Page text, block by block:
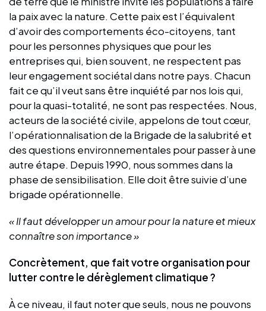
la paix avec la nature. Cette paix est l’équivalent
d’avoir des comportements éco-citoyens, tant
pour les personnes physiques que pour les
entreprises qui, bien souvent, ne respectent pas
leur engagement sociétal dans notre pays. Chacun
fait ce qu’il veut sans être inquiété par nos lois qui,
pour la quasi-totalité, ne sont pas respectées. Nous,
acteurs de la société civile, appelons de tout cœur,
l’opérationnalisation de la Brigade de la salubrité et
des questions environnementales pour passer à une
autre étape. Depuis 1990, nous sommes dans la
phase de sensibilisation. Elle doit être suivie d’une
brigade opérationnelle.
« Il faut développer un amour pour la nature et mieux
connaître son importance »
Concrètement, que fait votre organisation pour
lutter contre le dérèglement climatique ?
À ce niveau, il faut noter que seuls, nous ne pouvons